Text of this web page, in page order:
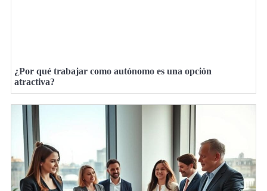
¿Por qué trabajar como autónomo es una opción
atractiva?